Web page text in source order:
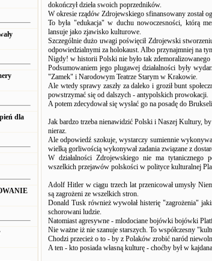
dla
dokończył dzieła swoich poprzedników.
W okresie rządów Zdrojewskiego sfinansowany został
To była "edukacja" w duchu nowoczesności, którą
lansuje jako zjawisko kulturowe.
Szczególnie dużo uwagi poświęcił Zdrojewski
odpowiedzialnymi za holokaust. Albo przynajmniej na
Nigdy! w historii Polski nie było tak
Podsumowaniem jego plugawej działalności były
"Zamek" i Narodowym Teatrze Starym w Krakowie.
Ale wtedy sprawy zaszły za daleko i groził bunt
powstrzymać się od dalszych - antypolskich prowokacji.
A potem zdecydował się wysłać go na posadę do
Jak bardzo trzeba nienawidzić Polski i Naszej Kultury,
nieraz.
Ale odpowiedź szokuje, wystarczy sumiennie
wielką gorliwością wykonywał zadania związane z
W działalności Zdrojewskiego nie ma tytanicznego
wszelkich przejawów polskości w polityce kulturalnej
Adolf Hitler w ciągu trzech lat przenicował umysły
są zagrożeni ze wszelkich stron.
Donald Tusk również wywołał histerię "zagrożenia"
schorowani ludzie.
Natomiast agresywne - mlodociane bojówki bojówki
Nie ważne iż nie szanuje starszych. To współczesny
Chodzi przecież o to - by z Polaków zrobić naród
A ten - kto posiada własną kulturę - choćby był w